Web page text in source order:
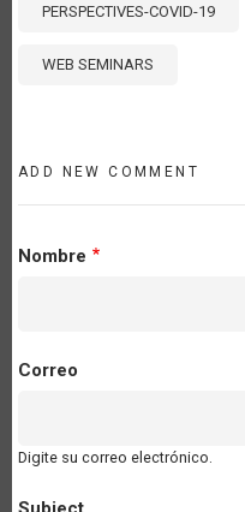
PERSPECTIVES-COVID-19
WEB SEMINARS
ADD NEW COMMENT
Nombre
Correo
Digite su correo electrónico.